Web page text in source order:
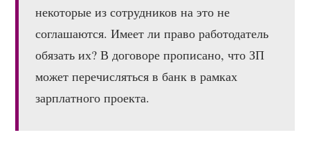
некоторые из сотрудников на это не
соглашаются. Имеет ли право работодатель
обязать их? В договоре прописано, что ЗП
может перечисляться в банк в рамках
зарплатного проекта.